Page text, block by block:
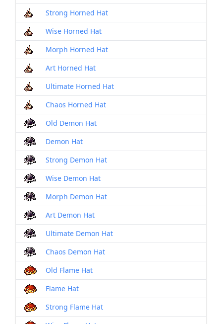
Strong Horned Hat
Wise Horned Hat
Morph Horned Hat
Art Horned Hat
Ultimate Horned Hat
Chaos Horned Hat
Old Demon Hat
Demon Hat
Strong Demon Hat
Wise Demon Hat
Morph Demon Hat
Art Demon Hat
Ultimate Demon Hat
Chaos Demon Hat
Old Flame Hat
Flame Hat
Strong Flame Hat